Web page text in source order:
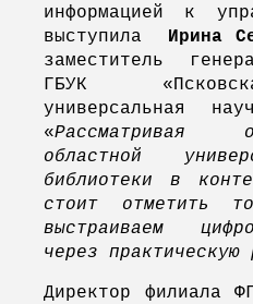
информацией к
выступила
Ирина
заместитель
ГБУК
универсальная
«Рассматривая
областной
библиотеки в
стоит отметить
выстраиваем
через практическую
Директор филиала